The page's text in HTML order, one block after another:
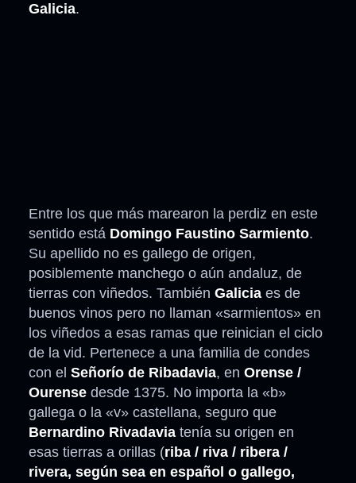
Galicia.
Entre los que más marearon la perdiz en este
sentido está Domingo Faustino Sarmiento.
Su apellido no es gallego de origen,
posiblemente manchego o aún andaluz, de
tierras con viñedos. También Galicia es de
buenos vinos pero no llaman «sarmientos» en
los viñedos a esas ramas que reinician el ciclo
de la vid. Pertenece a una familia de condes
con el Señorío de Ribadavia, en Orense /
Ourense desde 1375. No importa la «b»
gallega o la «v» castellana, seguro que
Bernardino Rivadavia tenía su origen en
esas tierras a orillas (riba / riva / ribera /
rivera, según sea en español o gallego,